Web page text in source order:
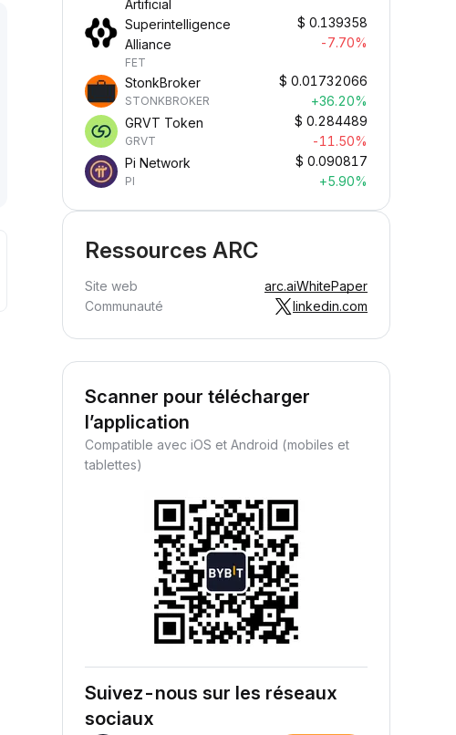
Artificial
Superintelligence
Alliance
FET
$ 0.139358
-7.70%
StonkBroker
STONKBROKER
$ 0.01732066
+36.20%
GRVT Token
GRVT
$ 0.284489
-11.50%
Pi Network
PI
$ 0.090817
+5.90%
Ressources ARC
Site web arc.aiWhitePaper
Communauté
linkedin.com
Scanner pour télécharger
l’application
Compatible avec iOS et Android (mobiles et
tablettes)
Suivez-nous sur les réseaux
sociaux